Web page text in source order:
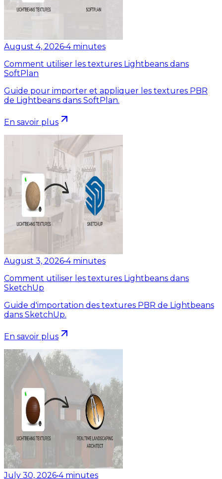
August 4, 2026•4 minutes
Comment utiliser les textures Lightbeans dans
SoftPlan
Guide pour importer et appliquer les textures PBR
de Lightbeans dans SoftPlan.
En savoir plus
August 3, 2026•4 minutes
Comment utiliser les textures Lightbeans dans
SketchUp
Guide d'importation des textures PBR de Lightbeans
dans SketchUp.
En savoir plus
July 30, 2026•4 minutes